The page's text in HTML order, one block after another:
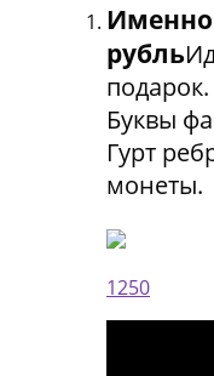
рубль
подарок.
Буквы
Гурт
монеты.
1250